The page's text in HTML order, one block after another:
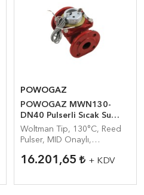
POWOGAZ
POWOGAZ MWN130-
DN40 Pulserli Sıcak Su
Sayacı
Woltman Tip, 130°C, Reed
Pulser, MID Onaylı,
16.201,65 + KDV